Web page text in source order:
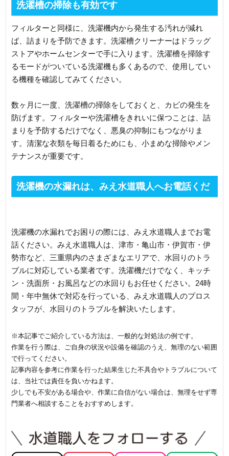
洗濯槽の掃除も有効です
フィルターと同様に、洗濯機内から発生する汚れが減れ
ば、詰まりを予防できます。洗濯槽クリーナーはドラッグ
ストアやホームセンターで手に入ります。洗濯槽を掃除す
るモードがついている洗濯機も多くあるので、使用してい
る機種を確認してみてください。
数ヶ月に一度、洗濯槽の掃除をしておくと、カビの発生を
防げます。フィルターや洗濯槽をきれいに保つことは、詰
まりを予防するだけでなく、悪臭の抑制にもつながりま
す。清潔な衣類を毎日着るためにも、小まめな掃除やメン
テナンスが重要です。
洗濯機の水漏れは、みえ水道職人へお電話くだ
洗濯機の水漏れでお困りの際には、みえ水道職人までお電
話ください。みえ水道職人は、津市・亀山市・伊賀市・伊
勢市など、三重県内のさまざまなエリアで、水回りのトラ
ブルに対応している業者です。洗濯機だけでなく、キッチ
ン・洗面所・お風呂などの水回りもお任せください。24時
間・年中無休で対応を行っている、みえ水道職人のプロス
タッフが、水回りのトラブルを解決いたします。
※本記事でご紹介している方法は、一般的な対処法の例です。
作業を行う際は、ご自身の状況や設備を確認のうえ、無理のない範囲
で行ってください。
記事内容を参考に作業を行った結果生じた不具合やトラブルについて
は、当社では責任を負いかねます。
少しでも不安がある場合や、作業に自信がない場合は、無理をせず専
門業者へ相談することをおすすめします。